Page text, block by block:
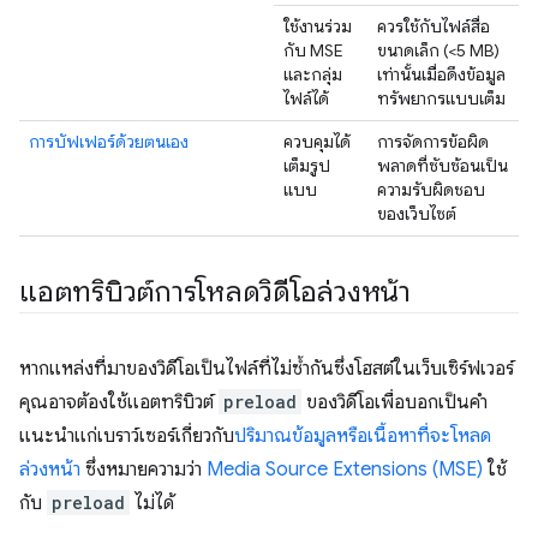
ใช้งานร่วม
กับ MSE
และกลุ่ม
ไฟล์ได้
ควรใช้กับไฟล์สื่อ
ขนาดเล็ก (<5 MB)
เท่านั้นเมื่อดึงข้อมูล
ทรัพยากรแบบเต็ม
การบัฟเฟอร์ด้วยตนเอง
ควบคุมได้
เต็มรูป
แบบ
การจัดการข้อผิด
พลาดที่ซับซ้อนเป็น
ความรับผิดชอบ
ของเว็บไซต์
แอตทริบิวต์การโหลดวิดีโอล่วงหน้า
หากแหล่งที่มาของวิดีโอเป็นไฟล์ที่ไม่ซ้ำกันซึ่งโฮสต์ในเว็บเซิร์ฟเวอร์
คุณอาจต้องใช้แอตทริบิวต์ preload ของวิดีโอเพื่อบอกเป็นคำ
แนะนำแก่เบราว์เซอร์เกี่ยวกับปริมาณข้อมูลหรือเนื้อหาที่จะโหลด
ล่วงหน้า ซึ่งหมายความว่า Media Source Extensions (MSE) ใช้
กับ preload ไม่ได้